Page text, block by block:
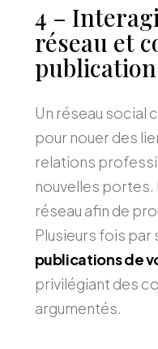
4 –
réseau et
Un réseau social
pour nouer des
relations
nouvelles
réseau afin de
Plusieurs fois par
publications de
privilégiant des
argumentés.